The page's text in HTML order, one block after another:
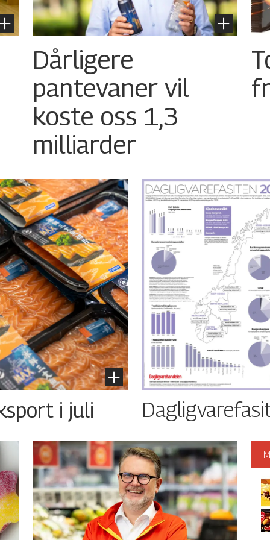
Dårligere
pantevaner vil
koste oss 1,3
milliarder
i juli